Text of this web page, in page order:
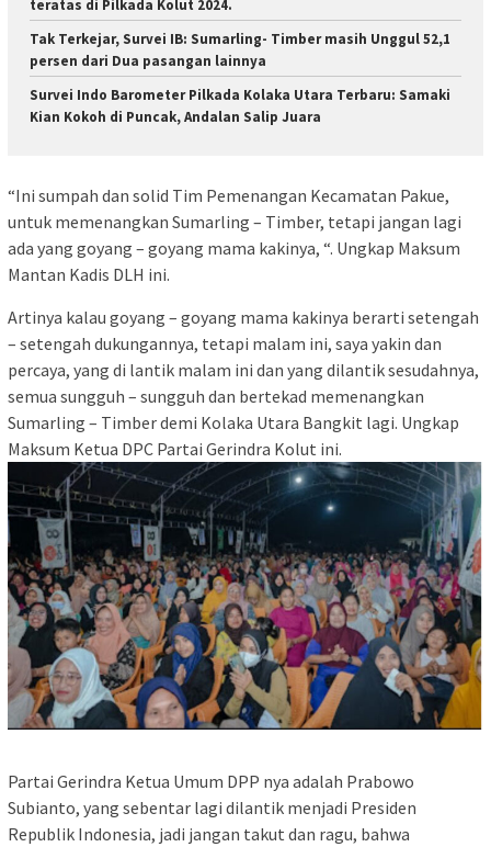
teratas di Pilkada Kolut 2024.
Tak Terkejar, Survei IB: Sumarling- Timber masih Unggul 52,1
persen dari Dua pasangan lainnya
Survei Indo Barometer Pilkada Kolaka Utara Terbaru: Samaki
Kian Kokoh di Puncak, Andalan Salip Juara
“Ini sumpah dan solid Tim Pemenangan Kecamatan Pakue,
untuk memenangkan Sumarling – Timber, tetapi jangan lagi
ada yang goyang – goyang mama kakinya, “. Ungkap Maksum
Mantan Kadis DLH ini.
Artinya kalau goyang – goyang mama kakinya berarti setengah
– setengah dukungannya, tetapi malam ini, saya yakin dan
percaya, yang di lantik malam ini dan yang dilantik sesudahnya,
semua sungguh – sungguh dan bertekad memenangkan
Sumarling – Timber demi Kolaka Utara Bangkit lagi. Ungkap
Maksum Ketua DPC Partai Gerindra Kolut ini.
Partai Gerindra Ketua Umum DPP nya adalah Prabowo
Subianto, yang sebentar lagi dilantik menjadi Presiden
Republik Indonesia, jadi jangan takut dan ragu, bahwa